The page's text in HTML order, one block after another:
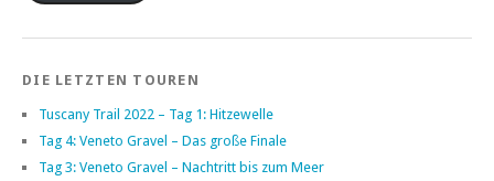
DIE LETZTEN TOUREN
Tuscany Trail 2022 – Tag 1: Hitzewelle
Tag 4: Veneto Gravel – Das große Finale
Tag 3: Veneto Gravel – Nachtritt bis zum Meer